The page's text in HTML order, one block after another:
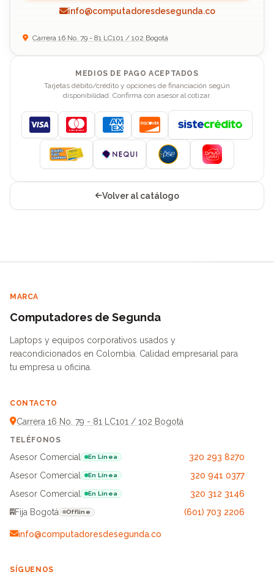
info@computadoresdesegunda.co
Carrera 16 No. 79 - 81 LC101 / 102 Bogotá
MEDIOS DE PAGO ACEPTADOS
Tarjetas débito/crédito y opciones de financiación según
disponibilidad. Confirma con asesor al cotizar.
Visa MastercardAmerican Express
Discover
Volver al catálogo
MARCA
Computadores de Segunda
Laptops y equipos corporativos usados y
reacondicionados en Colombia. Calidad empresarial para
tu empresa u oficina.
CONTACTO
Carrera 16 No. 79 - 81 LC101 / 102 Bogotá
TELÉFONOS
Asesor Comercial En Línea
320 293 8270
Asesor Comercial
En Línea
320 941 0377
Asesor Comercial
En Línea
320 312 3146
Fija Bogotá
Offline (601) 703 2206
info@computadoresdesegunda.co
SÍGUENOS